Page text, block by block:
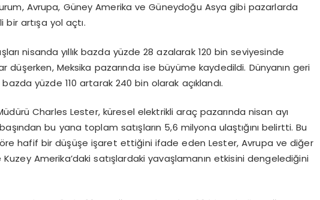
Avrupa, Güney Amerika ve Güneydoğu Asya gibi pazarlarda
artışa yol açtı.
nisanda yıllık bazda yüzde 28 azalarak 120 bin seviyesinde
düşerken, Meksika pazarında ise büyüme kaydedildi. Dünyanın geri
yüzde 110 artarak 240 bin olarak açıklandı.
Charles Lester, küresel elektrikli araç pazarında nisan ayı
bu yana toplam satışların 5,6 milyona ulaştığını belirtti. Bu
hafif bir düşüşe işaret ettiğini ifade eden Lester, Avrupa ve diğer
Amerika’daki satışlardaki yavaşlamanın etkisini dengelediğini